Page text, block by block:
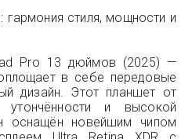
гармония стиля, мощности и
Pro 13 дюймов (2025) —
в себе передовые
дизайн. Этот планшет от
и высокой
оснащён новейшим чипом